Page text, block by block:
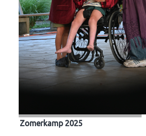
Zomerkamp 2025